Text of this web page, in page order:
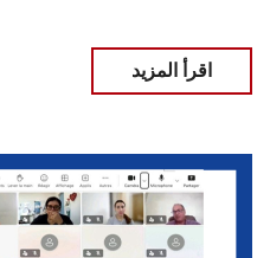
اقرأ المزيد